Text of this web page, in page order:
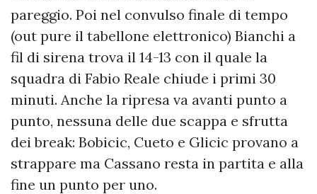
pareggio. Poi nel convulso finale di tempo
(out pure il tabellone elettronico) Bianchi a
fil di sirena trova il 14-13 con il quale la
squadra di Fabio Reale chiude i primi 30
minuti. Anche la ripresa va avanti punto a
punto, nessuna delle due scappa e sfrutta
dei break: Bobicic, Cueto e Glicic provano a
strappare ma Cassano resta in partita e alla
fine un punto per uno.